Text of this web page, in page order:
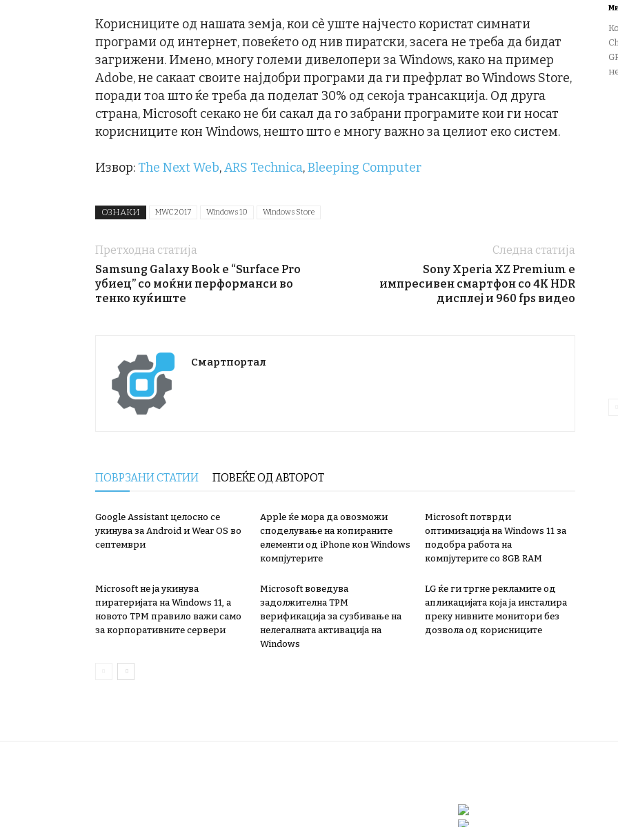
Корисниците од нашата земја, кои сѐ уште најчесто користат симнати
програми од интернет, повеќето од нив пиратски, засега не треба да бидат
загрижени. Имено, многу големи дивелопери за Windows, како на пример
Adobe, не сакаат своите најдобри програми да ги префрлат во Windows Store,
поради тоа што ќе треба да поделат 30% од секоја трансакција. Од друга
страна, Microsoft секако не би сакал да го забрани програмите кои ги носат
корисниците кон Windows, нешто што е многу важно за целиот еко систем.
Извор: The Next Web,ARS Technica,Bleeping Computer
ОЗНАКИ MWC 2017 Windows 10 Windows Store
Претходна статија
Samsung Galaxy Book е “Surface Pro
убиец” со моќни перформанси во
тенко куќиште
Следна статија
Sony Xperia XZ Premium е
импресивен смартфон со 4K HDR
дисплеј и 960 fps видео
Смартпортал
ПОВРЗАНИ СТАТИИ ПОВЕЌЕ ОД АВТОРОТ
Google Assistant целосно се
укинува за Android и Wear OS во
септември
Apple ќе мора да овозможи
споделување на копираните
елементи од iPhone кон Windows
компјутерите
Microsoft потврди
оптимизација на Windows 11 за
подобра работа на
компјутерите со 8GB RAM
Microsoft не ја укинува
пиратеријата на Windows 11, а
новото TPM правило важи само
за корпоративните сервери
Microsoft воведува
задолжителна TPM
верификација за сузбивање на
нелегалната активација на
Windows
LG ќе ги тргне рекламите од
апликацијата која ја инсталира
преку нивните монитори без
дозвола од корисниците